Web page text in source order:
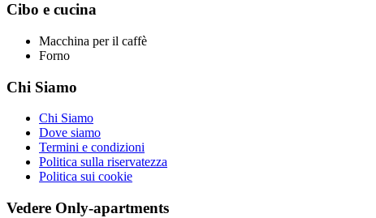
Cibo e cucina
Macchina per il caffè
Forno
Chi Siamo
Chi Siamo
Dove siamo
Termini e condizioni
Politica sulla riservatezza
Politica sui cookie
Vedere Only-apartments